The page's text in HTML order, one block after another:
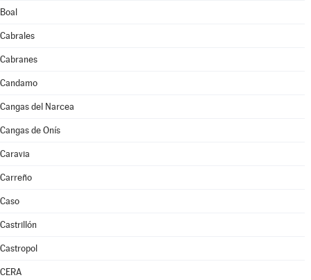
Boal
Cabrales
Cabranes
Candamo
Cangas del Narcea
Cangas de Onís
Caravia
Carreño
Caso
Castrillón
Castropol
CERA